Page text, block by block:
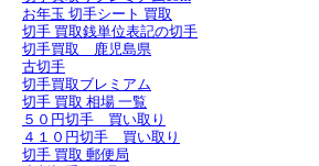
お年玉 切手シート 買取
切手 買取銭単位表記の切手
切手買取 鹿児島県
古切手
切手買取ブレミアム
切手 買取 相場 一覧
５０円切手 買い取り
４１０円切手 買い取り
切手 買取 郵便局